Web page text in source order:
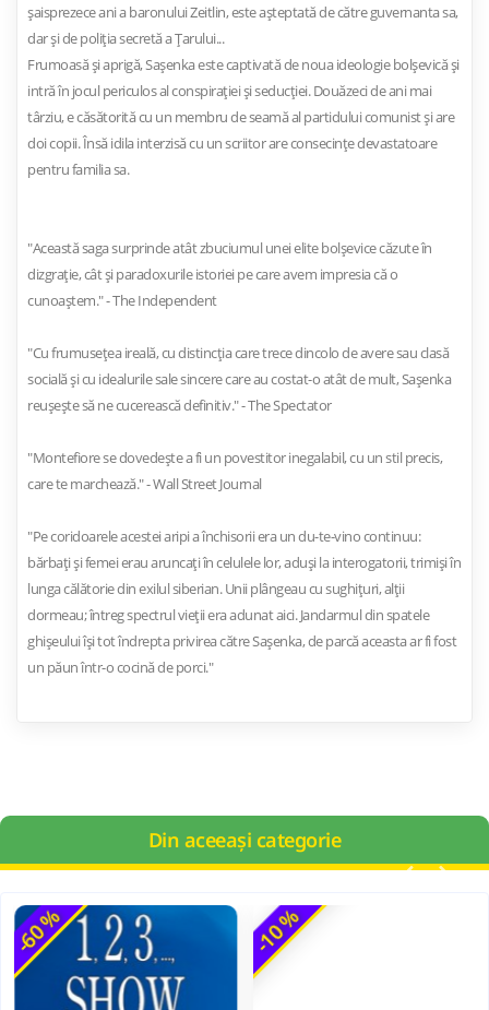
şaisprezece ani a baronului Zeitlin, este aşteptată de către guvernanta sa,
dar şi de poliţia secretă a Ţarului...
Frumoasă şi aprigă, Saşenka este captivată de noua ideologie bolşevică şi
intră în jocul periculos al conspiraţiei şi seducţiei. Douăzeci de ani mai
târziu, e căsătorită cu un membru de seamă al partidului comunist şi are
doi copii. Însă idila interzisă cu un scriitor are consecinţe devastatoare
pentru familia sa.
"Această saga surprinde atât zbuciumul unei elite bolşevice căzute în
dizgraţie, cât şi paradoxurile istoriei pe care avem impresia că o
cunoaştem." - The Independent
"Cu frumuseţea ireală, cu distincţia care trece dincolo de avere sau clasă
socială şi cu idealurile sale sincere care au costat-o atât de mult, Saşenka
reuşeşte să ne cucerească definitiv." - The Spectator
"Montefiore se dovedeşte a fi un povestitor inegalabil, cu un stil precis,
care te marchează." - Wall Street Journal
"Pe coridoarele acestei aripi a închisorii era un du-te-vino continuu:
bărbaţi şi femei erau aruncaţi în celulele lor, aduşi la interogatorii, trimişi în
lunga călătorie din exilul siberian. Unii plângeau cu sughiţuri, alţii
dormeau; întreg spectrul vieţii era adunat aici. Jandarmul din spa­tele
ghişeului îşi tot îndrepta privirea către Saşenka, de parcă aceasta ar fi fost
un păun într-o cocină de porci."
Din aceeași categorie
-60 % -10 %